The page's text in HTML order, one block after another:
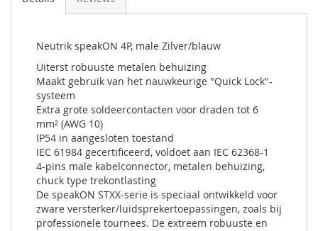
Neutrik speakON 4P, male Zilver/blauw
Uiterst robuuste metalen behuizing
Maakt gebruik van het nauwkeurige "Quick Lock"-
systeem
Extra grote soldeercontacten voor draden tot 6
mm² (AWG 10)
IP54 in aangesloten toestand
IEC 61984 gecertificeerd, voldoet aan IEC 62368-1
4-pins male kabelconnector, metalen behuizing,
chuck type trekontlasting
De speakON STXX-serie is speciaal ontwikkeld voor
zware versterker/luidsprekertoepassingen, zoals bij
professionele tournees. De extreem robuuste en